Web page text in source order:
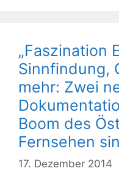
„Faszination
Sinnfindung,
mehr: Zwei
Boom des
Fernsehen
17. Dezember 2014